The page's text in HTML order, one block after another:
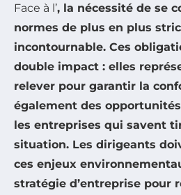
Face à l’, la nécessité de se
normes de plus en plus
incontournable. Ces
double impact : elles
relever pour garantir la
également des
les entreprises qui savent
situation. Les dirigeants
ces enjeux
stratégie d’entreprise pour